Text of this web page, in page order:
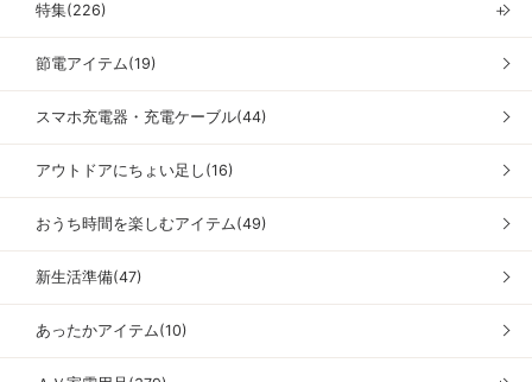
特集(226) ＋
節電アイテム(19)
スマホ充電器・充電ケーブル(44)
アウトドアにちょい足し(16)
おうち時間を楽しむアイテム(49)
新生活準備(47)
あったかアイテム(10)